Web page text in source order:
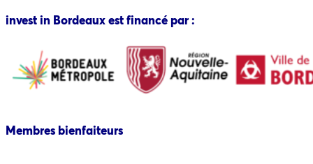
invest in Bordeaux est financé par :
Membres bienfaiteurs